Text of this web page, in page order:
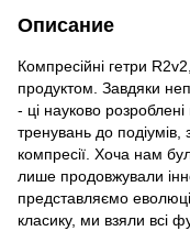
Описание
Компресійні гетри
продуктом. Завдяки
- ці науково розроблені
тренувань до
компресії. Хоча нам
лише продовжували
представляємо
класику, ми взяли всі